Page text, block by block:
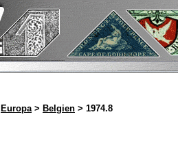
Europa> Belgien > 1974.8